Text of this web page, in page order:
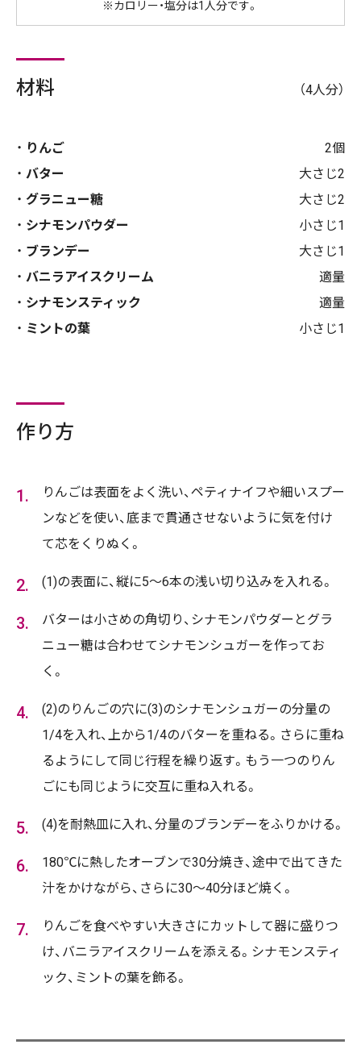
※カロリー・塩分は1人分です。
材料 （4人分）
りんご
2個
バター
大さじ2
グラニュー糖
大さじ2
シナモンパウダー
小さじ1
ブランデー
大さじ1
バニラアイスクリーム
適量
シナモンスティック
適量
ミントの葉
小さじ1
作り方
りんごは表面をよく洗い、ペティナイフや細いスプー
ンなどを使い、底まで貫通させないように気を付け
て芯をくりぬく。
(1)の表面に、縦に5～6本の浅い切り込みを入れる。
バターは小さめの角切り、シナモンパウダーとグラ
ニュー糖は合わせてシナモンシュガーを作ってお
く。
(2)のりんごの穴に(3)のシナモンシュガーの分量の
1/4を入れ、上から1/4のバターを重ねる。さらに重ね
るようにして同じ行程を繰り返す。もう一つのりん
ごにも同じように交互に重ね入れる。
(4)を耐熱皿に入れ、分量のブランデーをふりかける。
180℃に熱したオーブンで30分焼き、途中で出てきた
汁をかけながら、さらに30～40分ほど焼く。
りんごを食べやすい大きさにカットして器に盛りつ
け、バニラアイスクリームを添える。シナモンスティ
ック、ミントの葉を飾る。